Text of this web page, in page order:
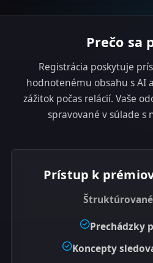
1
Prečo sa
Registrácia poskytuje
hodnotenému obsahu s AI
zážitok počas relácií. Vaše
spravované v súlade s
Prístup k
Prechádzky
Koncepty